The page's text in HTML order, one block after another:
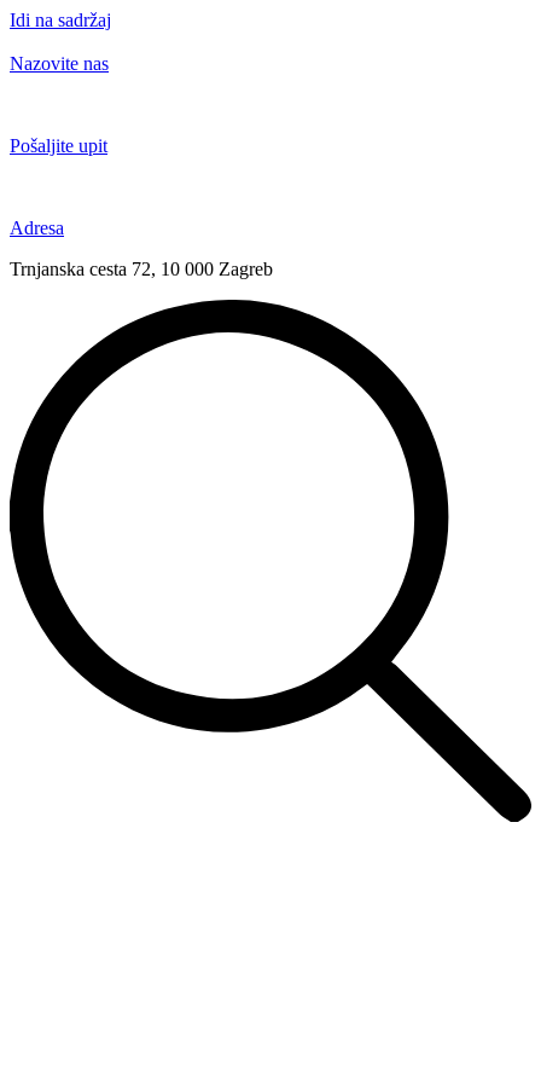
Idi na sadržaj
Nazovite nas
Pošaljite upit
Adresa
Trnjanska cesta 72, 10 000 Zagreb